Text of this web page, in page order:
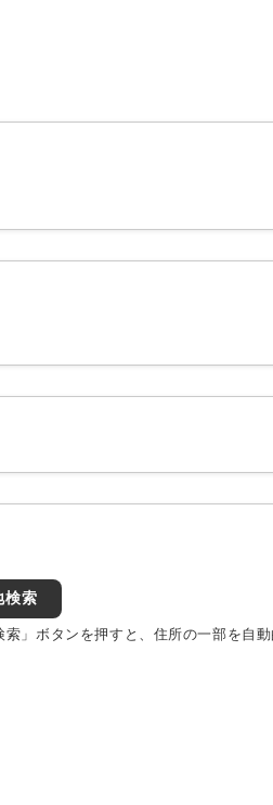
検索
索」ボタンを押すと、住所の一部を自動